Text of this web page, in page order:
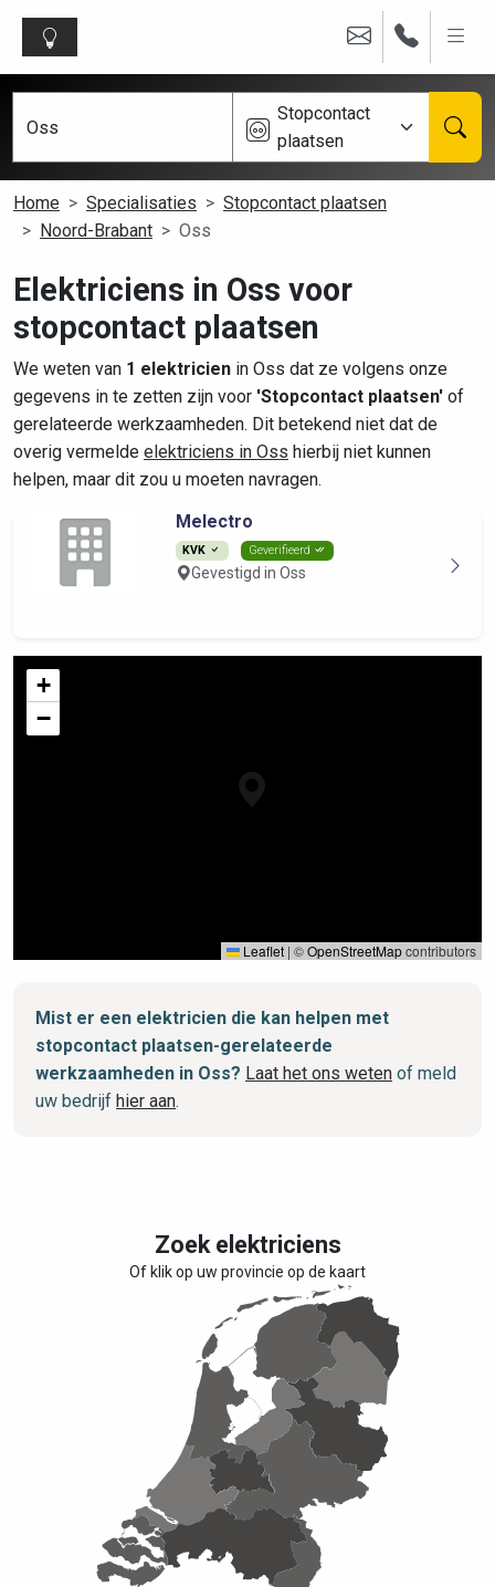
Stopcontact
plaatsen
Home Specialisaties
Stopcontact plaatsen
Noord-Brabant
Oss
Elektriciens in Oss voor
stopcontact plaatsen
We weten van 1 elektricien in Oss dat ze volgens onze
gegevens in te zetten zijn voor 'Stopcontact plaatsen' of
gerelateerde werkzaamheden. Dit betekend niet dat de
overig vermelde elektriciens in Oss hierbij niet kunnen
helpen, maar dit zou u moeten navragen.
Melectro
KVK Geverifieerd
Gevestigd in Oss
+
−
Leaflet | ©OpenStreetMapcontributors
Mist er een elektricien die kan helpen met
stopcontact plaatsen-gerelateerde
werkzaamheden in Oss? Laat het ons weten of meld
uw bedrijf hier aan.
Zoek elektriciens
Of klik op uw provincie op de kaart